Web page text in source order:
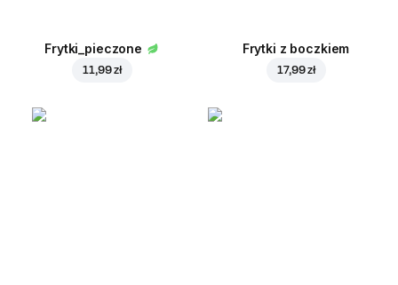
Frytki_pieczone
11,99 zł
Frytki z boczkiem
17,99 zł